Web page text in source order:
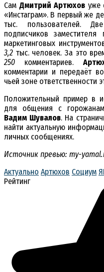
Сам Дмитрий Артюховуже
«Инстаграм». В первый же
тыс. пользователей.
подписчиков заместителя
маркетинговых
3,2 тыс. человек. За это
250 комментариев.
комментарии и передаёт
чьей зоне ответственности
Положительный пример в
для общения с
Вадим Шувалов. На
найти актуальную
личных сообщениях.
Источник превью: my-
Актуально Артюхов Социум
Рейтинг